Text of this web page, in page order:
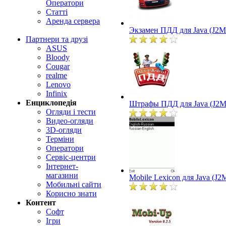
Оператори
Статті
Аренда сервера
Партнери та друзі
ASUS
Bloody
Cougar
realme
Lenovo
Infinix
Енциклопедія
Огляди і тести
Видео-огляди
3D-огляди
Терміни
Оператори
Сервіс-центри
Інтернет-
магазини
Мобильні сайти
Корисно знати
Контент
Софт
Ігри
Экзамен ПДД для Java
Штрафы ПДД для Java
Mobile Lexicon для Java